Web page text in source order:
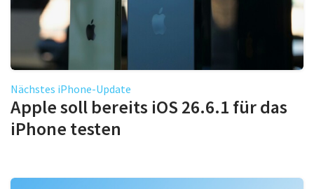
Nächstes iPhone-Update
Apple soll bereits iOS 26.6.1 für das
iPhone testen